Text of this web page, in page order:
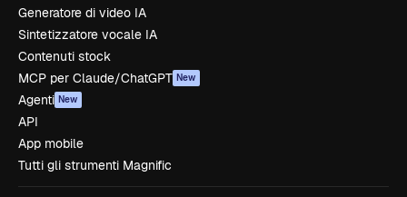
Generatore di video IA
Sintetizzatore vocale IA
Contenuti stock
MCP per Claude/ChatGPT New
Agenti New
API
App mobile
Tutti gli strumenti Magnific